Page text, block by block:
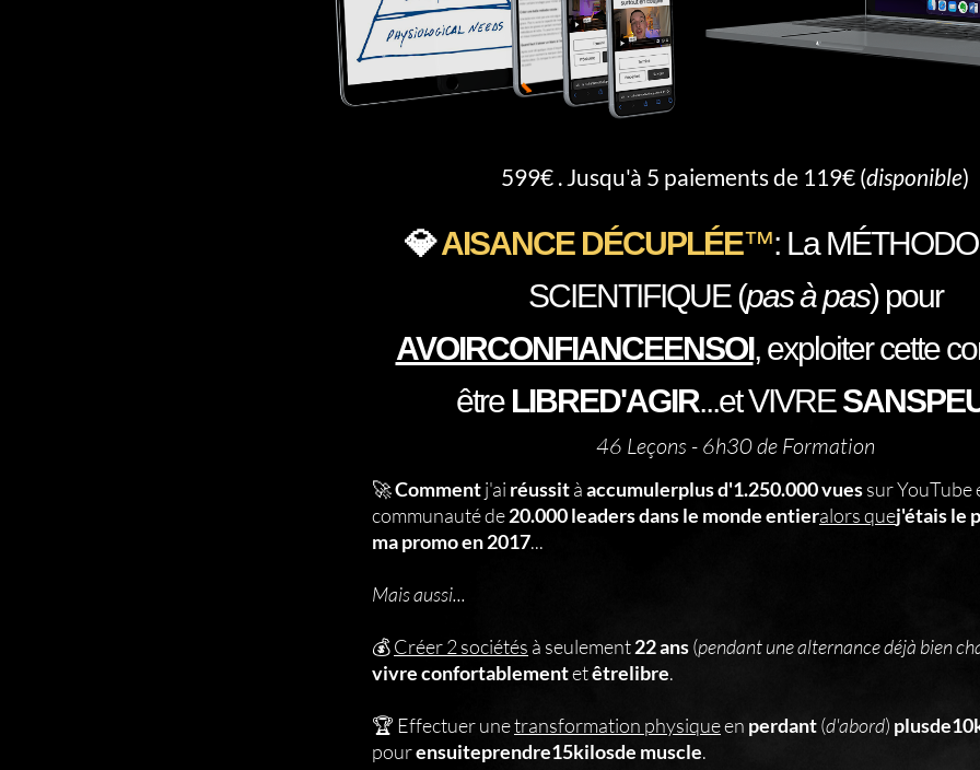
599€ . Jusqu'à 5 paiements de 119€ (disponible)
💎AISANCE DÉCUPLÉE™: La
SCIENTIFIQUE (pas à pas) pour
AVOIRCONFIANCEENSOI, exploiter cette
être LIBRED'AGIR...et VIVRE
46 Leçons - 6h30 de Formation
🚀Commentj'ai réussitàaccumulerplus d'1.250.000 vuessur YouTube
communauté de20.000 leaders dans le monde entieralors quej'étais le
ma promo en 2017...
Mais aussi...
💰Créer 2 sociétés à seulement22 ans(pendant une alternance déjà bien
vivre confortablementetêtrelibre.
🏆 Effectuer unetransformation physiqueen perdant(d'abord)
pourensuiteprendre15kilosde muscle.